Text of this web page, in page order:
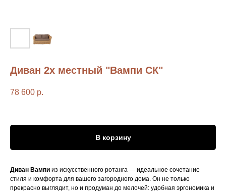
Диван 2х местный "Вампи СК"
78 600 р.
В корзину
Диван Вампи из искусственного ротанга — идеальное сочетание
стиля и комфорта для вашего загородного дома. Он не только
прекрасно выглядит, но и продуман до мелочей: удобная эргономика и